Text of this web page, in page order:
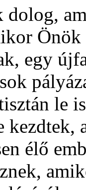
dolog,
Önök
egy
le
kezdtek,
élő